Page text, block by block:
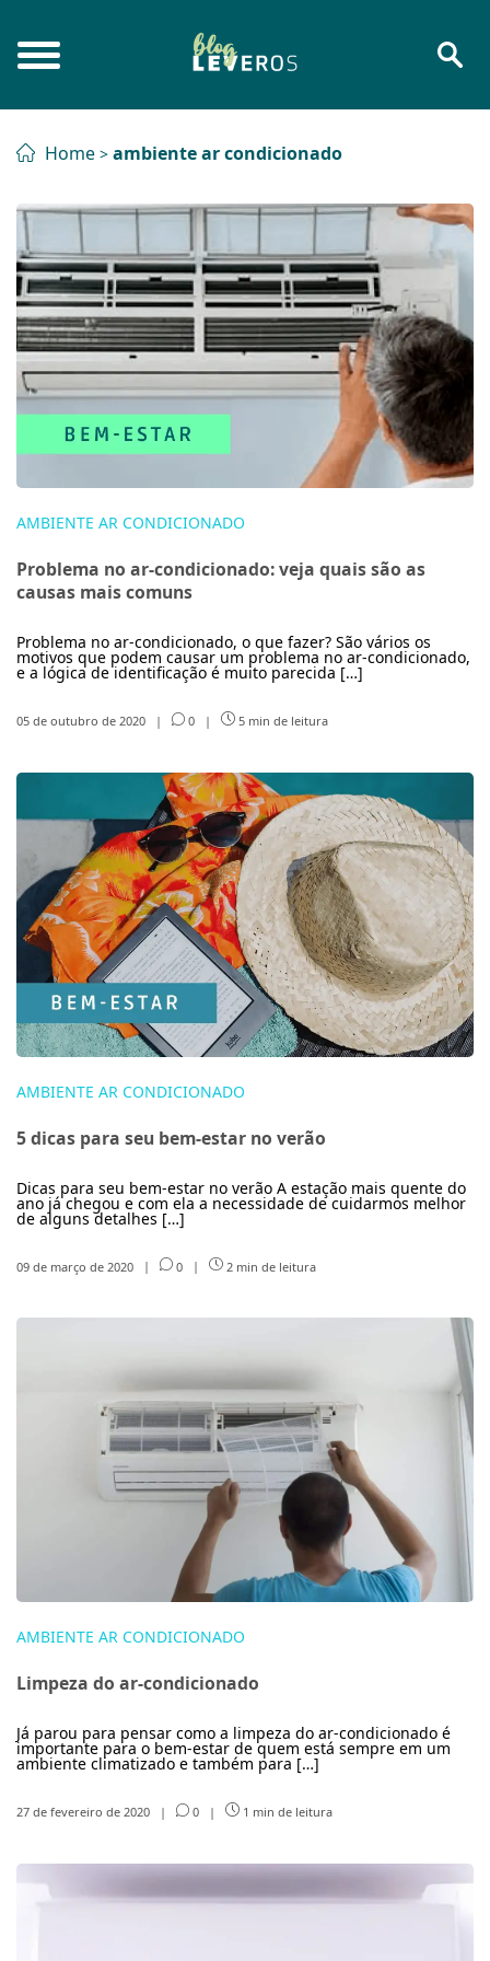
Home > ambiente ar condicionado
AMBIENTE AR CONDICIONADO
Problema no ar-condicionado: veja quais são as
causas mais comuns
Problema no ar-condicionado, o que fazer? São vários os
motivos que podem causar um problema no ar-condicionado,
e a lógica de identificação é muito parecida […]
05 de outubro de 2020 | 0 | 5 min de leitura
AMBIENTE AR CONDICIONADO
5 dicas para seu bem-estar no verão
Dicas para seu bem-estar no verão A estação mais quente do
ano já chegou e com ela a necessidade de cuidarmos melhor
de alguns detalhes […]
09 de março de 2020 | 0 | 2 min de leitura
AMBIENTE AR CONDICIONADO
Limpeza do ar-condicionado
Já parou para pensar como a limpeza do ar-condicionado é
importante para o bem-estar de quem está sempre em um
ambiente climatizado e também para […]
27 de fevereiro de 2020 | 0 | 1 min de leitura